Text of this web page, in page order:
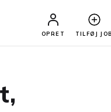
OPRET TILFØJ JOB